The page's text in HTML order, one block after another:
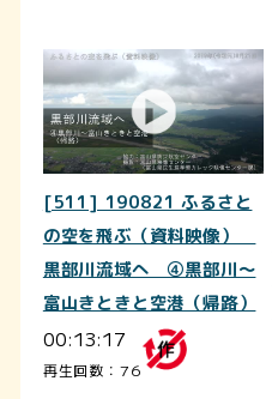
[511] 190821 ふるさと
の空を飛ぶ（資料映像）
黒部川流域へ ④黒部川～
富山きときと空港（帰路）
00:13:17
再生回数：76